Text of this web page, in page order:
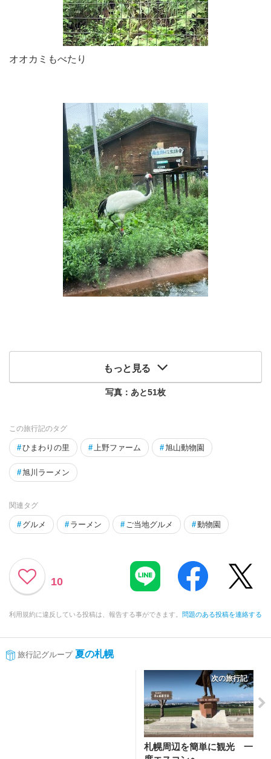
オオカミもべたり
もっと見る
写真：あと51枚
この旅行記のタグ
#ひまわりの里 # 上野ファーム #旭山動物園
#旭川ラーメン
関連タグ
# グルメ # ラーメン # ご当地グルメ #動物園
10
利用規約に違反している投稿は、報告する事ができます。 問題のある投稿を連絡する
旅行記グループ 夏の札幌
次の旅行記
札幌周辺を簡単に観光 一